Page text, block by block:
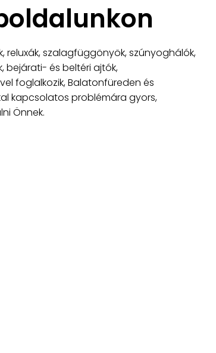
szalagfüggönyök, szúnyoghálók,
bejárati- és beltéri ajtók,
foglalkozik, Balatonfüreden és
kapcsolatos problémára gyors,
Önnek.